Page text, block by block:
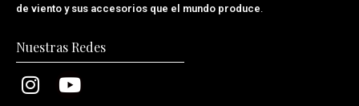
de viento y sus accesorios que el mundo produce.
Nuestras Redes